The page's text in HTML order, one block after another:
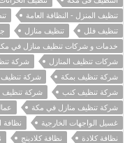
تنظيف المنزل - النظافة العامة
تنظيف فلل
تنظيف منازل
خدمات و شركات تنظيف منازل في
شركات تنظيف المنازل
شركة
شركة تنظيف بمكة
شركة تنظيف
شركة تنظيف كنب
شركة تنظيف
شركة تنظيف منازل في مكة
غسيل الواجهات الخارجية
نظافة
نظافة كلادة
نظافة كلادينج‎